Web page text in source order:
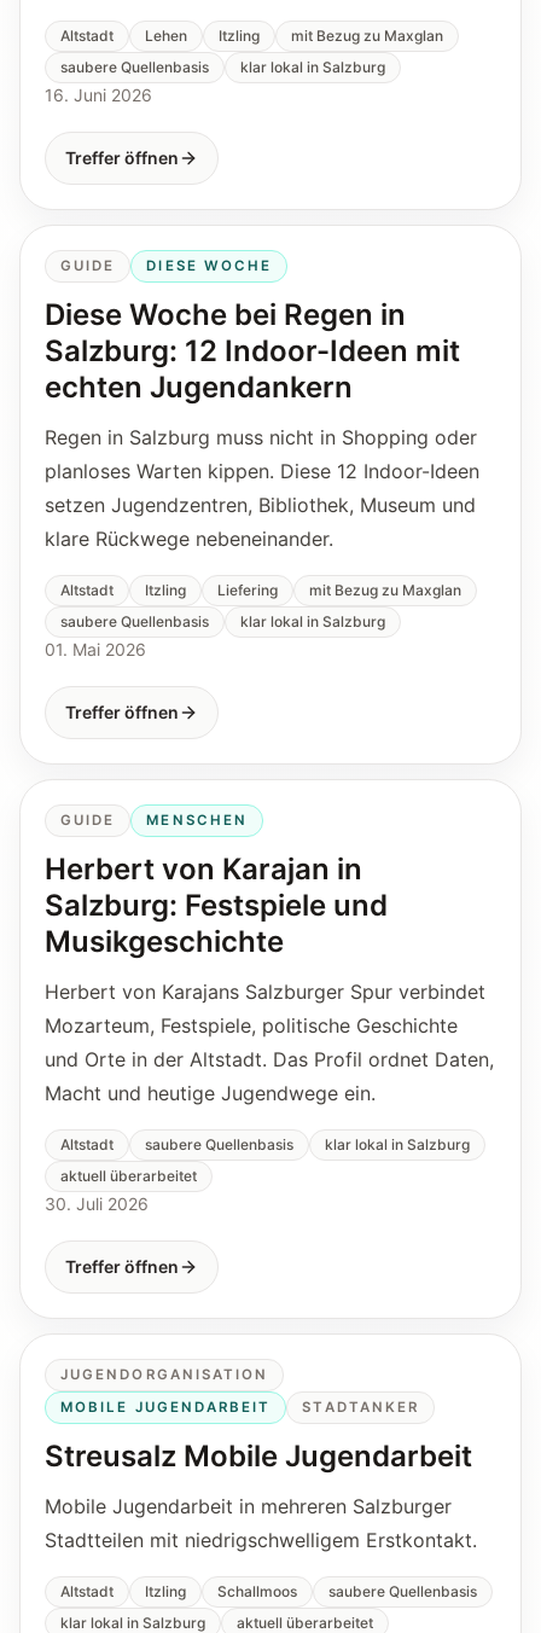
Altstadt Lehen Itzling
mit Bezug zu Maxglan
saubere Quellenbasis
klar lokal in Salzburg
16. Juni 2026
Treffer öffnen
GUIDE DIESE WOCHE
Diese Woche bei Regen in
Salzburg: 12 Indoor-Ideen mit
echten Jugendankern
Regen in Salzburg muss nicht in Shopping oder
planloses Warten kippen. Diese 12 Indoor-Ideen
setzen Jugendzentren, Bibliothek, Museum und
klare Rückwege nebeneinander.
Altstadt Itzling Liefering
mit Bezug zu Maxglan
saubere Quellenbasis
klar lokal in Salzburg
01. Mai 2026
Treffer öffnen
GUIDE MENSCHEN
Herbert von Karajan in
Salzburg: Festspiele und
Musikgeschichte
Herbert von Karajans Salzburger Spur verbindet
Mozarteum, Festspiele, politische Geschichte
und Orte in der Altstadt. Das Profil ordnet Daten,
Macht und heutige Jugendwege ein.
Altstadt saubere Quellenbasis
klar lokal in Salzburg
aktuell überarbeitet
30. Juli 2026
Treffer öffnen
JUGENDORGANISATION
MOBILE JUGENDARBEIT
STADTANKER
Streusalz Mobile Jugendarbeit
Mobile Jugendarbeit in mehreren Salzburger
Stadtteilen mit niedrigschwelligem Erstkontakt.
Altstadt Itzling Schallmoos
saubere Quellenbasis
klar lokal in Salzburg
aktuell überarbeitet